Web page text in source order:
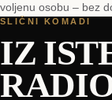
voljenu osobu – bez
SLIČNI KOMADI
IZ